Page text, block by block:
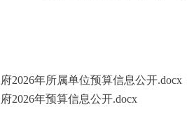
2026年所属单位预算信息公开.docx
2026年预算信息公开.docx